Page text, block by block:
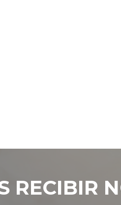
RECIBIR